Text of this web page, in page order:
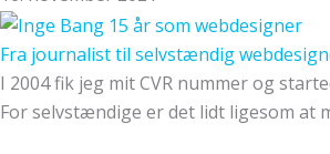
Fra journalist til selvstændig
I 2004 fik jeg mit CVR nummer og
For selvstændige er det lidt ligesom at